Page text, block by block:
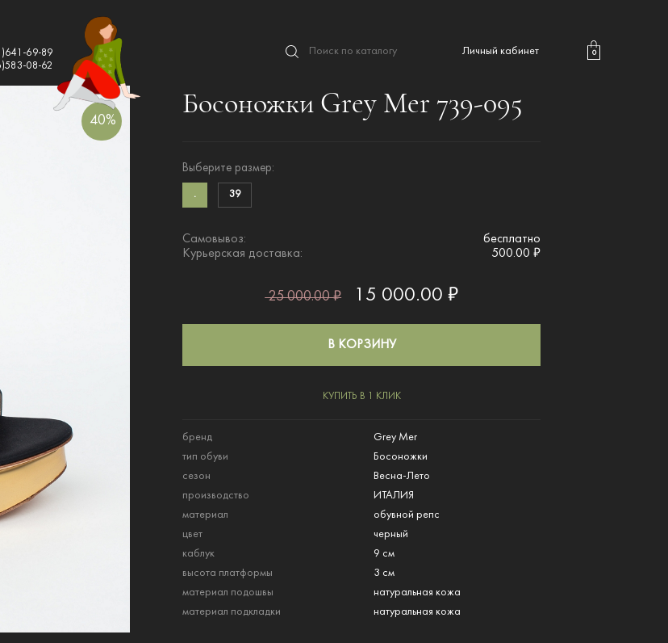
69-89
08-62
Личный кабинет 0
40%
Босоножки Grey Mer 739-095
Выберите размер:
. 39
Самовывоз:
бесплатно
Курьерская доставка:
500.00 ₽
25 000.00 ₽ 15 000.00 ₽
В КОРЗИНУ
КУПИТЬ В 1 КЛИК
бренд
Grey Mer
тип обуви
Босоножки
сезон
Весна-Лето
производство
ИТАЛИЯ
материал
обувной репс
цвет
черный
каблук
9 см
высота платформы
3 см
материал подошвы
натуральная кожа
материал подкладки
натуральная кожа